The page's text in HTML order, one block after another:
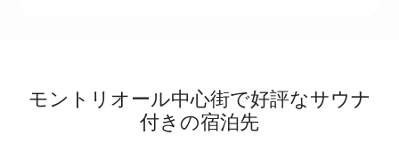
モントリオール中心街で好評なサウナ
付きの宿泊先